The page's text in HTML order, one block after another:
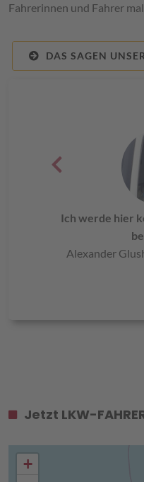
Fahrerinnen und Fahrer
DAS SAGEN
Ich werde hier
Alexander
Jetzt LKW-
+